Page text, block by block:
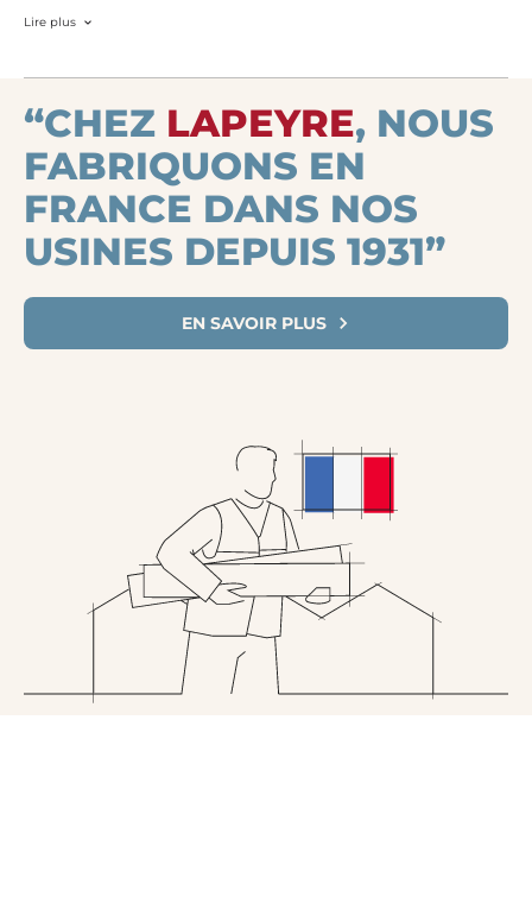
Lire plus
“CHEZ LAPEYRE, NOUS
FABRIQUONS EN
FRANCE DANS NOS
USINES DEPUIS 1931”
EN SAVOIR PLUS